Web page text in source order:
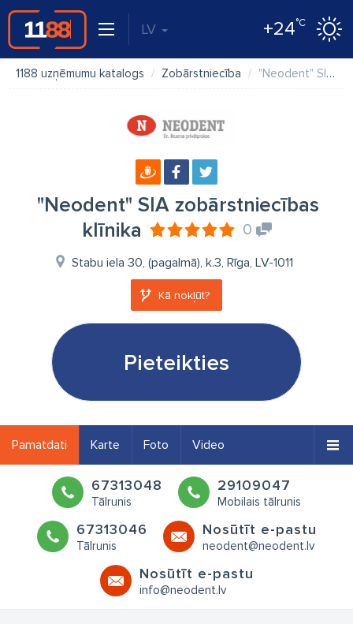
LV +24°C
1188 uzņēmumu katalogs Zobārstniecība "Neodent" SIA zobārstniecības klīnika
"Neodent" SIA zobārstniecības
klīnika
0
Stabu iela 30, (pagalmā), k.3, Rīga, LV-1011
Kā nokļūt?
Pieteikties
Pamatdati Karte Foto Video
67313048
Tālrunis
29109047
Mobilais tālrunis
67313046
Tālrunis
Nosūtīt e-pastu
neodent@neodent.lv
Nosūtīt e-pastu
info@neodent.lv